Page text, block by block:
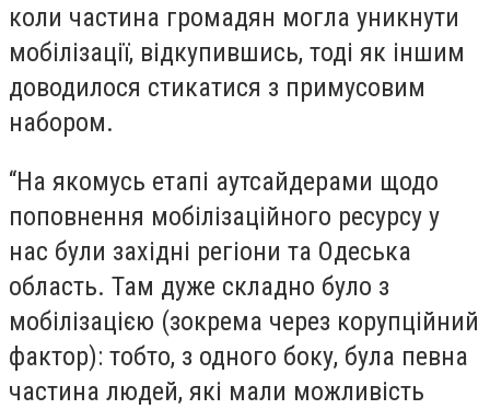
коли частина громадян могла уникнути
мобілізації, відкупившись, тоді як іншим
доводилося стикатися з примусовим
набором.
“На якомусь етапі аутсайдерами щодо
поповнення мобілізаційного ресурсу у
нас були західні регіони та Одеська
область. Там дуже складно було з
мобілізацією (зокрема через корупційний
фактор): тобто, з одного боку, була певна
частина людей, які мали можливість